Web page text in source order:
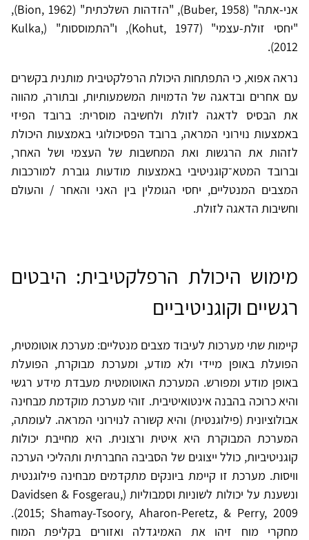
אני-אתה" (Buber, 1958), "הזדהות השלכתית" (Bion, 1962),
"יחסי זולת-עצמי" (Kohut, 1977), ו"התמוססות" (Kulka,
2012).
נראה אפוא, כי התפתחות היכולת הרפלקטיבית מותנית בקשרים
עם אחרים ובדאגה של הדמויות המשמעותיות, ובתורה, מהווה
את הבסיס לדאגה לזולת ולחשיבה מוסרית: ברובד הפיזי
באמצעות נוירוני המראה, ברובד הפסיכולוגי באמצעות היכולת
לזהות את הרגשות ואת המחשבות של העצמי ושל האחר,
וברובד המטא־קוגניטיבי באמצעות מודעות גוברת למורכבות
המצבים המנטליים, יחסי הגומלין בין האני והאחר / והעולם
וחשיבות הדאגה לזולת.
מימוש היכולת הרפלקטיבית: היבטים
רגשיים וקוגניטיביים
קיימות שתי מערכות לעיבוד מצבים מנטליים: מערכת אוטומטית,
הפועלת באופן מיידי ולא מודע, ומערכת מבוקרת, הפועלת
באופן מודע ומפורש. המערכת האוטומטית מעבדת מידע רגשי
והיא כרוכה בהבנה אינטואיטיבית. זוהי מערכת מוקדמת מבחינה
אבולוציונית (פילוגנטית) והיא קשורה לנוירוני המראה. לעומתה,
המערכת המבוקרת היא איטית ורצונית. היא מחייבת יכולות
קוגניטיביות, כולל ייצוגים של הסביבה החברתית ותהליכי הערכה
וויסות. מערכת זו קיימת ביונקים מתקדמים מבחינה פילוגנטית
ונשענת על יכולות לשוניות וסמבוליות (Davidsen & Fosgerau,
2015; Shamay-Tsoory, Aharon-Peretz, & Perry, 2009).
מחקרי מוח זיהו את האמיגדלה ואזורים בקליפת המוח